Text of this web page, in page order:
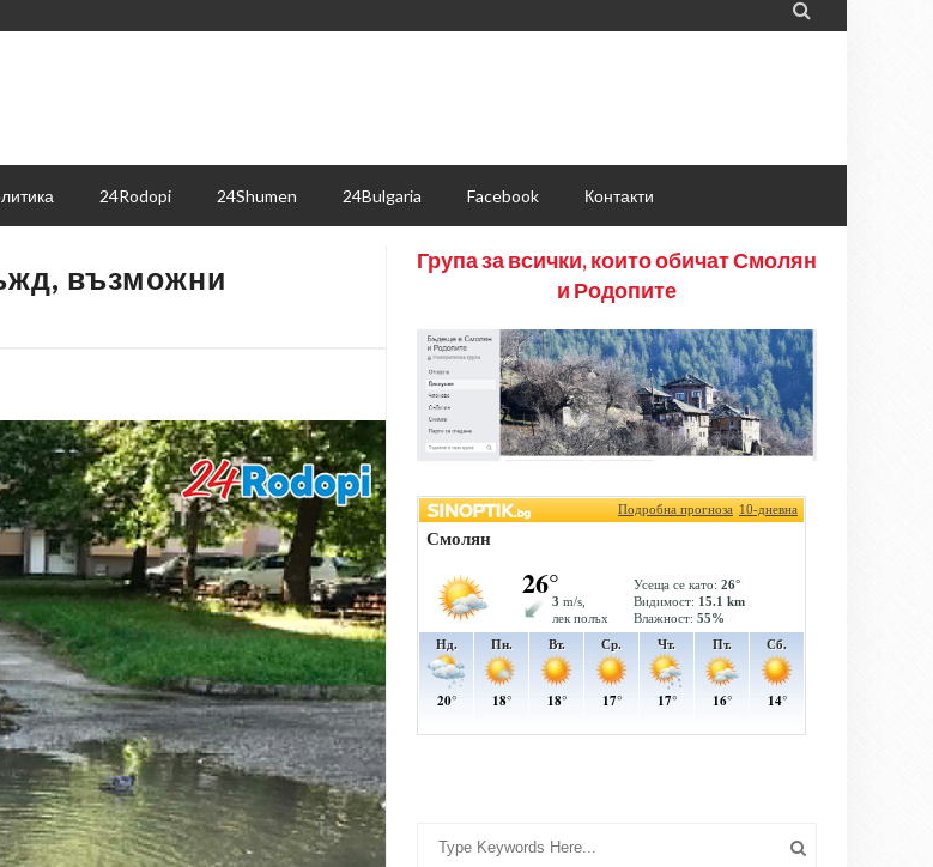

24Rodopi 24Shumen 24Bulgaria Facebook Контакти
възможни
Група за всички, които обичат Смолян
и Родопите